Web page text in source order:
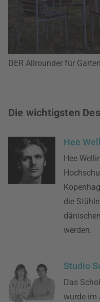
DER Allrounder für
Die wichtigsten
Hee
Hee
die
werden.
Studio
Das
wurde im